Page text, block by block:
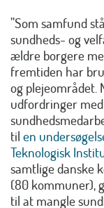
”Som samfund
sundheds- og
ældre borgere
fremtiden har
og plejeområdet.
udfordringer
til en
Teknologisk
samtlige danske
(80 kommuner),
til at mangle